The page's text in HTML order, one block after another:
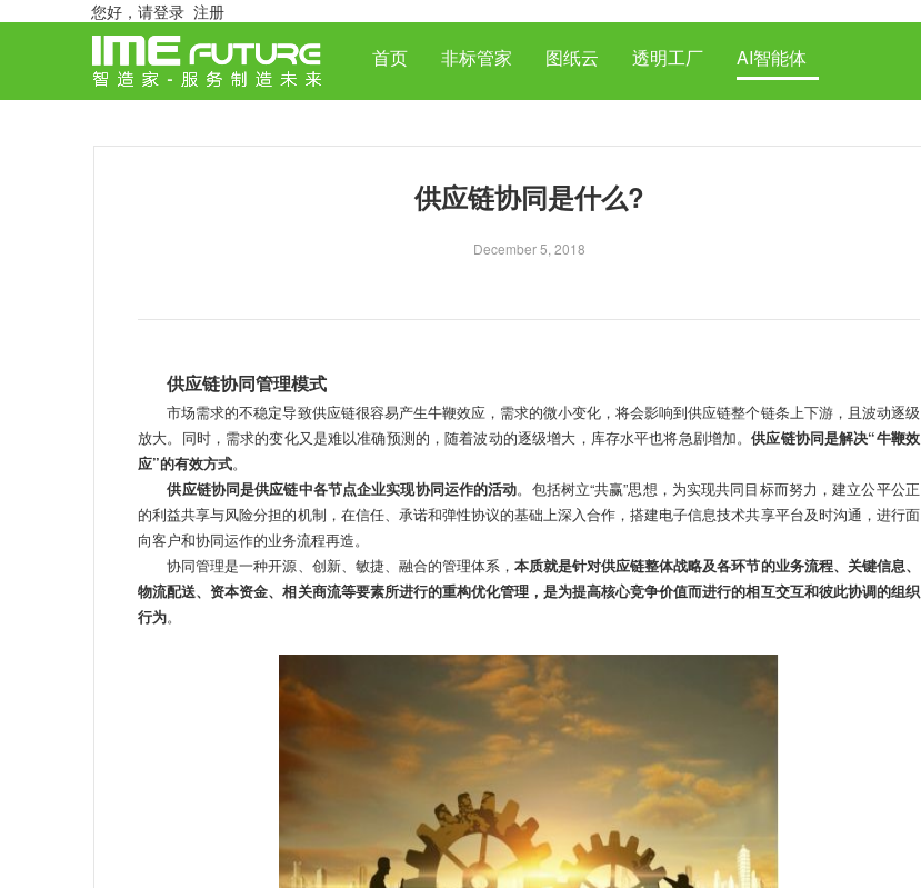
您好， 请登录 注册
首页 非标管家 图纸云 透明工厂 AI智能体
供应链协同是什么?
December 5, 2018
供应链协同管理模式
市场需求的不稳定导致供应链很容易产生牛鞭效应，需求的微小变化，将会影响到供应链整个链条上下游，且波动逐级
放大。同时，需求的变化又是难以准确预测的，随着波动的逐级增大，库存水平也将急剧增加。供应链协同是解决“牛鞭效
应”的有效方式。
供应链协同是供应链中各节点企业实现协同运作的活动。包括树立“共赢”思想，为实现共同目标而努力，建立公平公正
的利益共享与风险分担的机制，在信任、承诺和弹性协议的基础上深入合作，搭建电子信息技术共享平台及时沟通，进行面
向客户和协同运作的业务流程再造。
协同管理是一种开源、创新、敏捷、融合的管理体系， 本质就是针对供应链整体战略及各环节的业务流程、关键信息、
物流配送、资本资金、相关商流等要素所进行的重构优化管理，是为提高核心竞争价值而进行的相互交互和彼此协调的组织
行为。